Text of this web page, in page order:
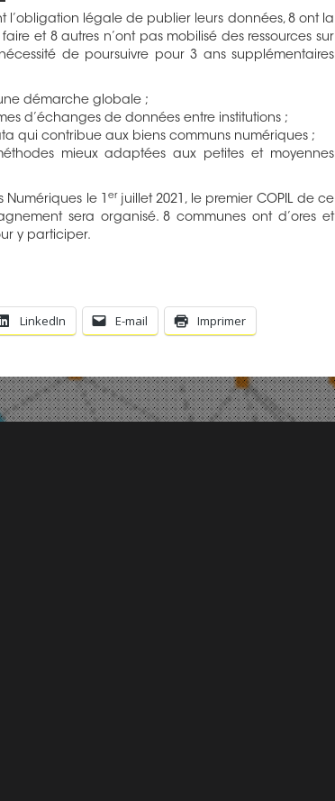
l’obligation légale de publier leurs données, 8 ont la
et 8 autres n’ont pas mobilisé des ressources sur
de poursuivre pour 3 ans supplémentaires
démarche globale ;
d’échanges de données entre institutions ;
qui contribue aux biens communs numériques ;
mieux adaptées aux petites et moyennes
Numériques le 1 er
juillet 2021, le premier COPIL de ce
sera organisé. 8 communes ont d’ores et
y participer.
LinkedIn E-mail Imprimer